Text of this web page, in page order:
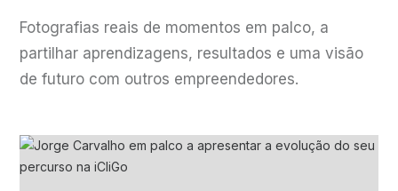
Fotografias reais de momentos em palco, a
partilhar aprendizagens, resultados e uma visão
de futuro com outros empreendedores.